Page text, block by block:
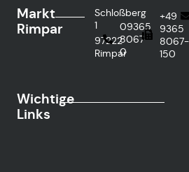
Markt
Rimpar
Schloßberg
1
97222
Rimpar
09365
8067-
0
+49
9365
8067-
150
Wichtige
Links